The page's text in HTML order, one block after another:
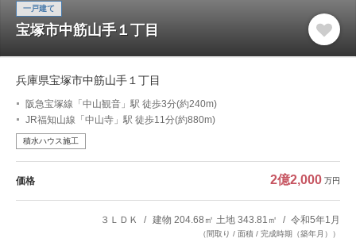
一戸建て
宝塚市中筋山手１丁目
兵庫県宝塚市中筋山手１丁目
阪急宝塚線「中山観音」駅 徒歩3分(約240m)
JR福知山線「中山寺」駅 徒歩11分(約880m)
積水ハウス施工
価格 2億2,000 万円
３ＬＤＫ 建物 204.68㎡ 土地 343.81㎡ 令和5年1月
（間取り / 面積 / 完成時期（築年月））